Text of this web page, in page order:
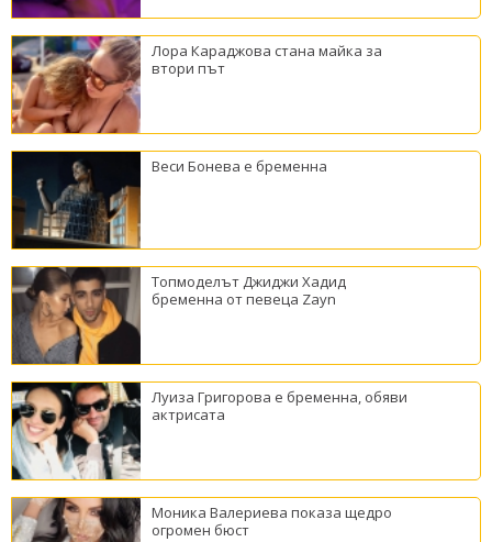
Лора Караджова стана майка за
втори път
Веси Бонева е бременна
Топмоделът Джиджи Хадид
бременна от певеца Zayn
Луиза Григорова е бременна, обяви
актрисата
Моника Валериева показа щедро
огромен бюст